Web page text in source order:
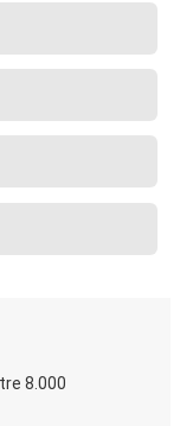
8.000